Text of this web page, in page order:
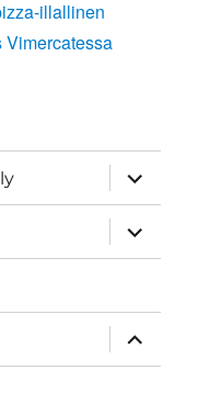
illallinen
Vimercatessa
näytä
näytä
näytä